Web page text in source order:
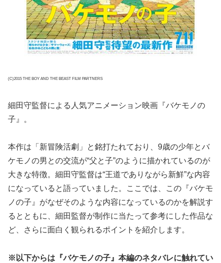
(C)2015 THE BOY AND THE BEAST FILM PARTNERS
細田守監督による人気アニメーション映画『バケモノの
子』。
本作は「新冒険活劇」と銘打たれており、9歳の少年とバ
ケモノの男との交流が“父と子”のように描かれているのが
大きな特徴。細田守監督は“王道でありながら新鮮”な内容
になっていると語っていました。ここでは、この『バケモ
ノの子』がなぜそのような内容になっているのかを解説す
るとともに、細田監督が制作に当たって参考にした作品な
ど、さらに面白く観られるポイントを紹介します。
※以下からは『バケモノの子』本編のネタバレに触れてい